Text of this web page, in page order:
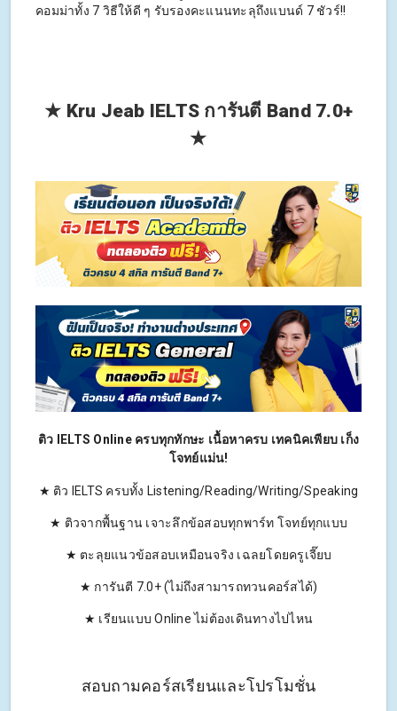
คอมม่าทั้ง 7 วิธีให้ดี ๆ รับรองคะแนนทะลุถึงแบนด์ 7 ชัวร์!!
★ Kru Jeab IELTS การันตี Band 7.0+
★
ติว IELTS Online ครบทุกทักษะ เนื้อหาครบ เทคนิคเพียบ เก็ง
โจทย์แม่น!
★ ติว IELTS ครบทั้ง Listening/Reading/Writing/Speaking
★ ติวจากพื้นฐาน เจาะลึกข้อสอบทุกพาร์ท โจทย์ทุกแบบ
★ ตะลุยแนวข้อสอบเหมือนจริง เฉลยโดยครูเจี๊ยบ
★ การันตี 7.0+ (ไม่ถึงสามารถทวนคอร์สได้)
★ เรียนแบบ Online ไม่ต้องเดินทางไปไหน
สอบถามคอร์สเรียนและโปรโมชั่น